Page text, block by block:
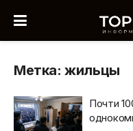
Метка:жильцы
Почти